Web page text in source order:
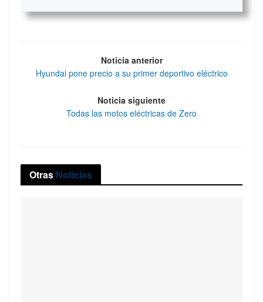
Noticia anterior
Hyundai pone precio a su primer deportivo eléctrico
Noticia siguiente
Todas las motos eléctricas de Zero
Otras Noticias